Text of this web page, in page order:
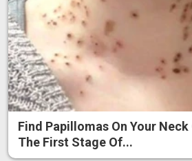
Find Papillomas On Your
The First Stage Of...